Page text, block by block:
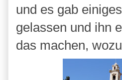
und es gab
gelassen und ihn
das machen,